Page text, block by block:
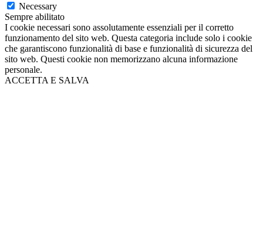
Necessary
Sempre abilitato
I cookie necessari sono assolutamente essenziali per il corretto
funzionamento del sito web. Questa categoria include solo i cookie
che garantiscono funzionalità di base e funzionalità di sicurezza del
sito web. Questi cookie non memorizzano alcuna informazione
personale.
ACCETTA E SALVA